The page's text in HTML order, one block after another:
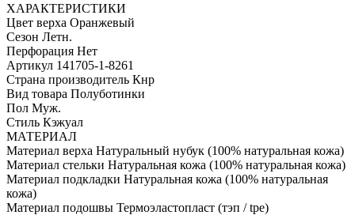
ХАРАКТЕРИСТИКИ
Цвет верха Оранжевый
Сезон Летн.
Перфорация Нет
Артикул 141705-1-8261
Страна производитель Кнр
Вид товара Полуботинки
Пол Муж.
Стиль Кэжуал
МАТЕРИАЛ
Материал верха Натуральный нубук (100% натуральная кожа)
Материал стельки Натуральная кожа (100% натуральная кожа)
Материал подкладки Натуральная кожа (100% натуральная
кожа)
Материал подошвы Термоэластопласт (тэп / tpe)